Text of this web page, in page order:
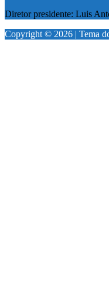
Diretor presidente: Luis
Copyright © 2026 | Tema